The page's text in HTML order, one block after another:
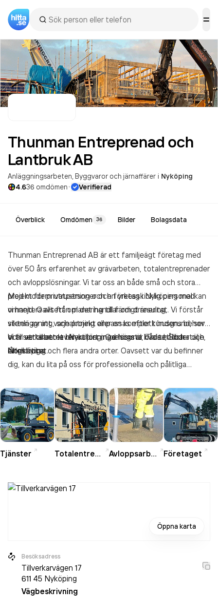
Thunman Entreprenad och
LantbrukAB
Anläggningsarbeten Byggvaror och järnaffärer i Nyköping
4.636 omdömen· Verifierad
Överblick Omdömen 36 Bilder Bolagsdata
Thunman Entreprenad AB är ett familjeägt företag med
över 50 års erfarenhet av grävarbeten, totalentreprenader
och avloppslösningar. Vi tar oss an både små och stora
projekt för privatpersoner och företag i Nyköping med
omnejd. Oavsett om det handlar om dränering,
stenläggning, schaktning eller en komplett husgrund, ser
vi till att arbetet blir utfört med högsta kvalitet och
effektivitet.
Med modern utrustning och en yrkesskicklig personal kan
vi hantera allt från planering till färdigt resultat. Vi förstår
vikten av att varje projekt anpassas efter kundens behov
och ser till att leverera lösningar som är både hållbara och
långsiktiga.
Vi är verksamma i Nyköping, Oxelösund, Trosa, Södertälje,
Norrköping och flera andra orter. Oavsett var du befinner
dig, kan du lita på oss för professionella och pålitliga
Tjänster Totalentrepenad Avloppsarbeten Företaget
Öppna karta
Besöksadress
Tillverkarvägen 17
611 45 Nyköping
Vägbeskrivning